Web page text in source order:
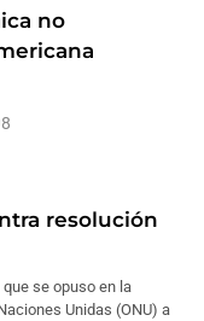
no
resolución
se opuso en la
Unidas (ONU) a